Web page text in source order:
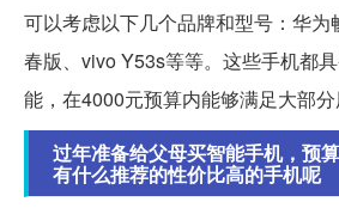
可以考虑以下几个品牌和型号：华
春版、vivo Y53s等等。这些手机都
能，在4000元预算内能够满足大部分
过年准备给父母买智能手机，预
有什么推荐的性价比高的手机呢